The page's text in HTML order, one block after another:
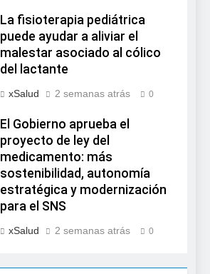
La fisioterapia pediátrica
puede ayudar a aliviar el
malestar asociado al cólico
del lactante
xSalud 2 semanas atrás 0
El Gobierno aprueba el
proyecto de ley del
medicamento: más
sostenibilidad, autonomía
estratégica y modernización
para el SNS
xSalud 2 semanas atrás 0